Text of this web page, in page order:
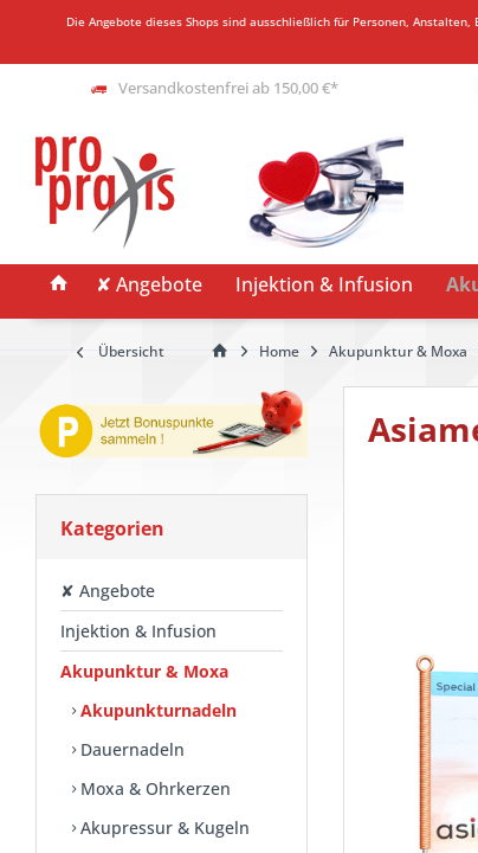
Die Angebote dieses Shops sind ausschließlich für Personen,
Versandkostenfrei ab 150,00 €*
✘ Angebote Injektion & Infusion
Übersicht Home Akupunktur & Moxa
Kategorien
✘ Angebote
Injektion & Infusion
Akupunktur & Moxa
Akupunkturnadeln
Dauernadeln
Moxa & Ohrkerzen
Akupressur & Kugeln